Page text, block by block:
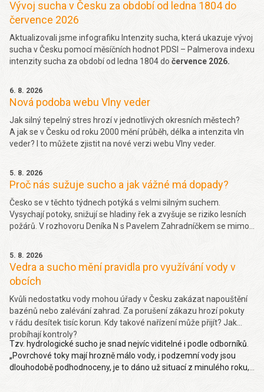
Vývoj sucha v Česku za období od ledna 1804 do
července 2026
Aktualizovali jsme infografiku Intenzity sucha, která ukazuje vývoj
sucha v Česku pomocí měsíčních hodnot PDSI – Palmerova indexu
intenzity sucha za období od ledna 1804 do července 2026.
6. 8. 2026
Nová podoba webu Vlny veder
Jak silný tepelný stres hrozí v jednotlivých okresních městech?
A jak se v Česku od roku 2000 mění průběh, délka a intenzita vln
veder? I to můžete zjistit na nové verzi webu Vlny veder.
5. 8. 2026
Proč nás sužuje sucho a jak vážné má dopady?
Česko se v těchto týdnech potýká s velmi silným suchem.
Vysychají potoky, snižují se hladiny řek a zvyšuje se riziko lesních
požárů. V rozhovoru Deníka N s Pavelem Zahradníčkem se mimo
problém je málo vody v řekách. Více
5. 8. 2026
Vedra a sucho mění pravidla pro využívání vody v
obcích
Kvůli nedostatku vody mohou úřady v Česku zakázat napouštění
bazénů nebo zalévání zahrad. Za porušení zákazu hrozí pokuty
v řádu desítek tisíc korun. Kdy takové nařízení může přijít? Jak
probíhají kontroly?
Tzv. hydrologické sucho je snad nejvíc viditelné i podle odborníků.
„Povrchové toky mají hrozně málo vody, i podzemní vody jsou
dlouhodobě podhodnoceny, je to dáno už situací z minulého roku,